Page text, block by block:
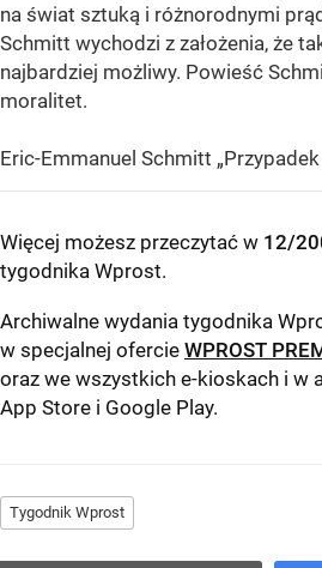
na świat sztuką i różnorodnymi
Schmitt wychodzi z założenia, że
najbardziej możliwy. Powieść
moralitet.
Eric-Emmanuel Schmitt
Więcej możesz przeczytać w 12/
tygodnika Wprost.
Archiwalne wydania tygodnika
w specjalnej ofercie WPROST
oraz we wszystkich e-kioskach i w
App Store i Google Play.
Tygodnik Wprost